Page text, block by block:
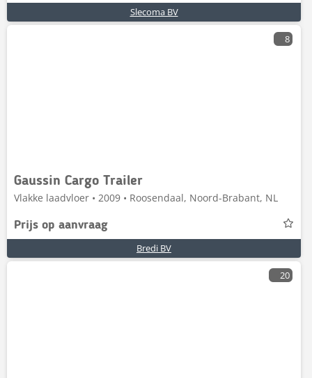
Slecoma BV
8
Gaussin Cargo Trailer
Vlakke laadvloer • 2009 • Roosendaal, Noord-Brabant, NL
Prijs op aanvraag
Bredi BV
20